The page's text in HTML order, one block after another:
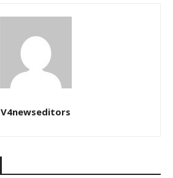
V4newseditors